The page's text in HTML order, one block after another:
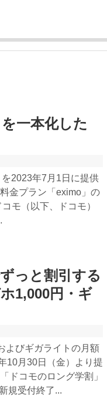
一本化した
2023年7月1日に提供
金プラン「eximo」の
モ（以下、ドコモ）
っと割引する
1,000円・ギ
よびギガライトの月額
10月30日（金）より提
ドコモのロング学割」
規受付終了...